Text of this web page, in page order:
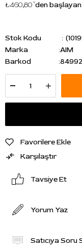
₺460,80`den
Stok Kodu
Marka
:AIM
Barkod
:
Favorilere Ekle
Karşılaştır
Tavsiye Et
Yorum Yaz
Satıcıya Soru